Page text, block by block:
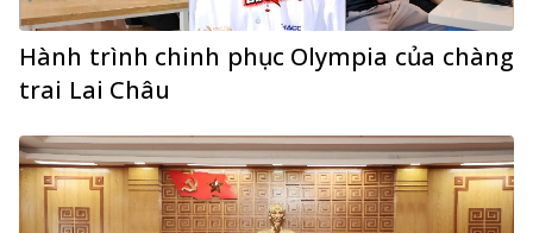
Hành trình chinh phục Olympia của chàng
trai Lai Châu